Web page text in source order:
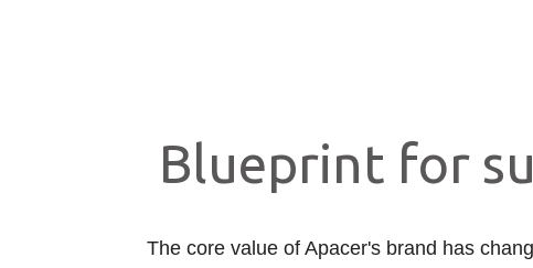
Blueprint for
The core value of Apacer's brand has